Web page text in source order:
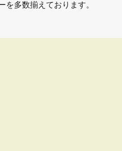
を多数揃えております。